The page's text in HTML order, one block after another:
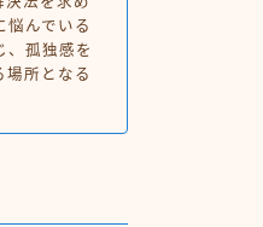
悩んでいる
、孤独感を
場所となる